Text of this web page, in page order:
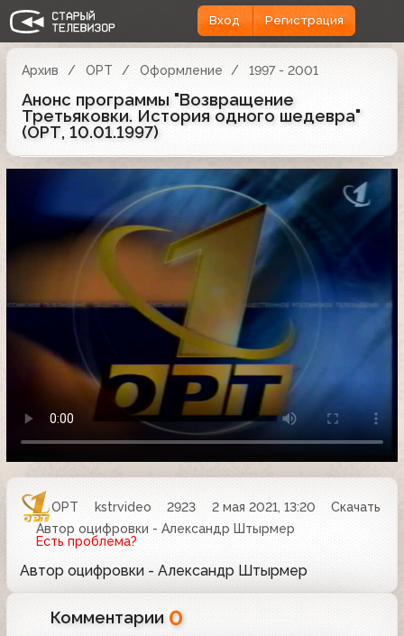
Вход Регистрация
Архив ОРТ Оформление 1997 - 2001
Анонс программы "Возвращение
Третьяковки. История одного шедевра"
(ОРТ, 10.01.1997)
ОРТ kstrvideo 2923 2 мая 2021, 13:20
Скачать
Автор оцифровки - Александр Штырмер
Есть проблема?
Автор оцифровки - Александр Штырмер
Комментарии 0